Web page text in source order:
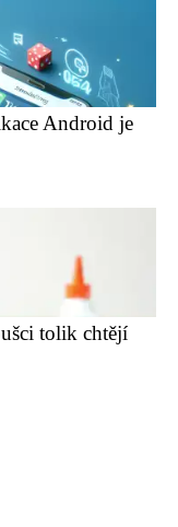
Android je
tolik chtějí